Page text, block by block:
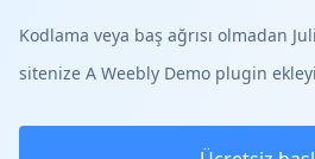
Kodlama veya baş ağrısı olmadan
sitenize A Weebly Demo plugin